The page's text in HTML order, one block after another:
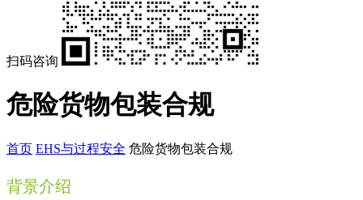
扫码咨询
危险货物包装合规
首页 EHS与过程安全 危险货物包装合规
背景介绍